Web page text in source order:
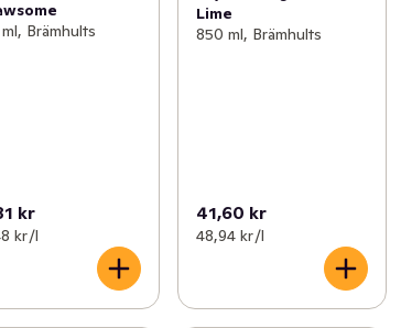
Brämhults
kr
kr /l
Lime
850 ml, Brämhults
41,60 kr
48,94 kr /l